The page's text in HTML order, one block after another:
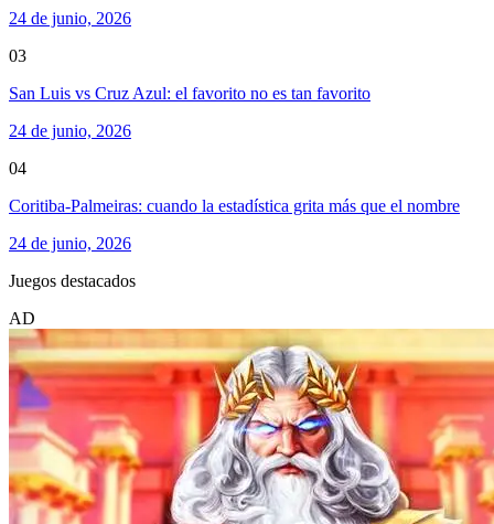
24 de junio, 2026
03
San Luis vs Cruz Azul: el favorito no es tan favorito
24 de junio, 2026
04
Coritiba-Palmeiras: cuando la estadística grita más que el nombre
24 de junio, 2026
Juegos destacados
AD